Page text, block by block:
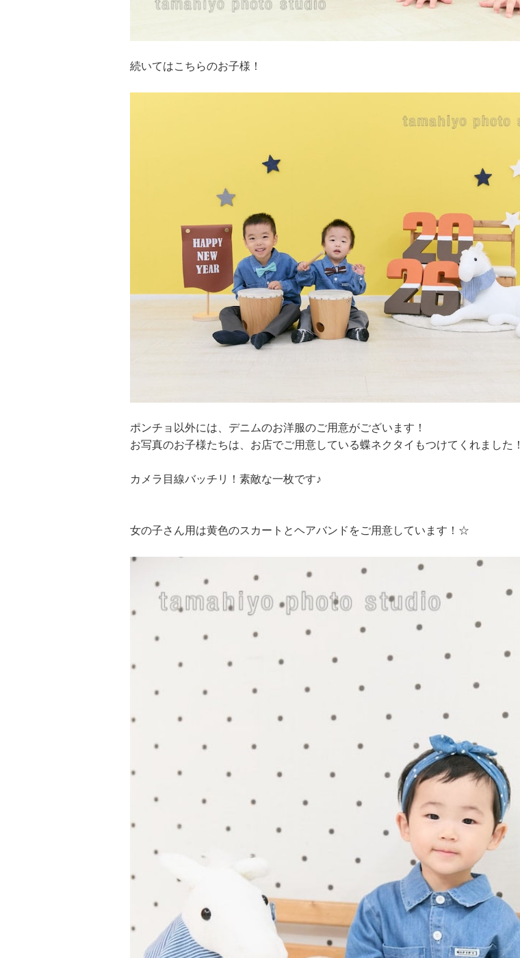
続いてはこちらのお子様！
ポンチョ以外には、デニムのお洋服のご用意がございます！
お写真のお子様たちは、お店でご用意している蝶ネクタイもつけてくれました！
カメラ目線バッチリ！素敵な一枚です♪
女の子さん用は黄色のスカートとヘアバンドをご用意しています！☆